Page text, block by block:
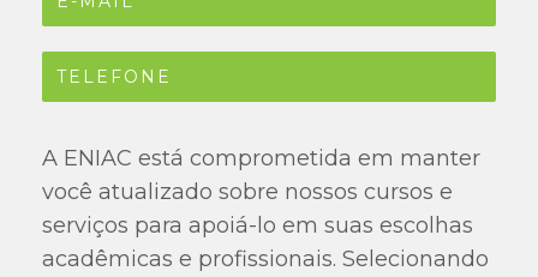
A ENIAC está comprometida em manter
você atualizado sobre nossos cursos e
serviços para apoiá-lo em suas escolhas
acadêmicas e profissionais. Selecionando